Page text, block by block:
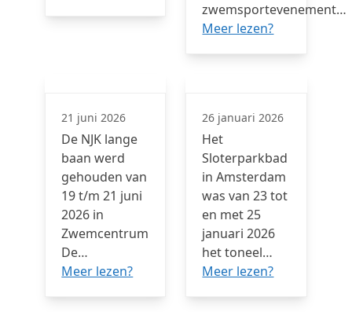
zwemsportevenement…
Meer lezen?
21 juni 2026
De NJK lange
baan werd
gehouden van
19 t/m 21 juni
2026 in
Zwemcentrum
De…
Meer lezen?
26 januari 2026
Het
Sloterparkbad
in Amsterdam
was van 23 tot
en met 25
januari 2026
het toneel…
Meer lezen?